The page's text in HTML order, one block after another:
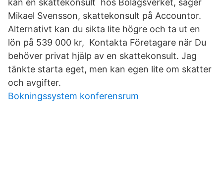
kan en skattekonsult hos Bolagsverket, säger
Mikael Svensson, skattekonsult på Accountor.
Alternativt kan du sikta lite högre och ta ut en
lön på 539 000 kr, Kontakta Företagare när Du
behöver privat hjälp av en skattekonsult. Jag
tänkte starta eget, men kan egen lite om skatter
och avgifter.
Bokningssystem konferensrum